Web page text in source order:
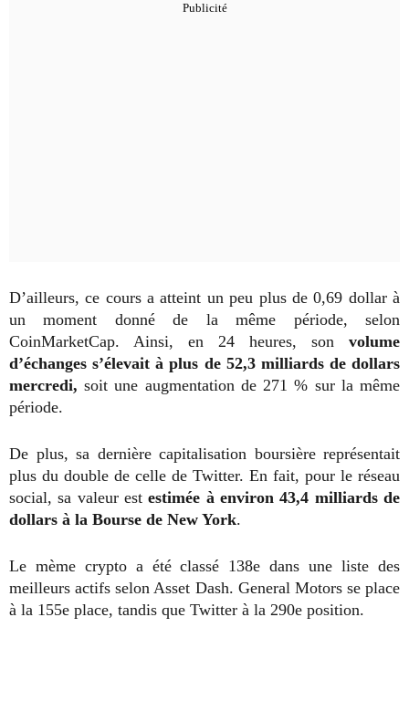
D’ailleurs, ce cours a atteint un peu plus de 0,69 dollar à
un moment donné de la même période, selon
CoinMarketCap. Ainsi, en 24 heures, son volume
d’échanges s’élevait à plus de 52,3 milliards de dollars
mercredi, soit une augmentation de 271 % sur la même
période.
De plus, sa dernière capitalisation boursière représentait
plus du double de celle de Twitter. En fait, pour le réseau
social, sa valeur estestimée à environ 43,4 milliards de
dollars à la Bourse de New York.
Le mème crypto a été classé 138e dans une liste des
meilleurs actifs selon Asset Dash. General Motors se place
à la 155e place, tandis que Twitter à la 290e position.